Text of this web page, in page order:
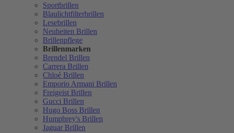
Sportbrillen
Blaulichtfilterbrillen
Lesebrillen
Neuheiten Brillen
Brillenpflege
Brillenmarken
Brendel Brillen
Carrera Brillen
Chloé Brillen
Emporio Armani Brillen
Freigeist Brillen
Gucci Brillen
Hugo Boss Brillen
Humphrey's Brillen
Jaguar Brillen